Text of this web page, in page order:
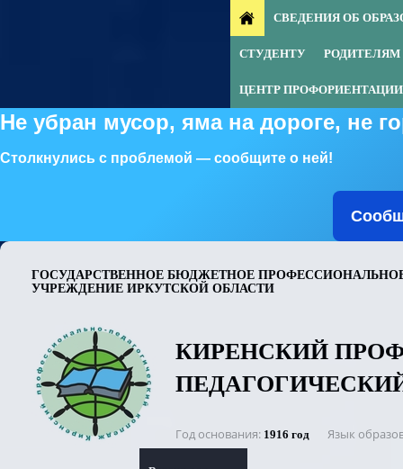
Не убран мусор, яма на дороге, не
Столкнулись с проблемой — сообщите о ней!
СВЕДЕНИЯ ОБ
СТУДЕНТУ РОДИТЕЛЯМ
ЦЕНТР ПРОФОРИЕНТАЦИИ
ГОСУДАРСТВЕННОЕ БЮДЖЕТНОЕ ПРОФЕССИОНАЛЬНОЕ
УЧРЕЖДЕНИЕ ИРКУТСКОЙ ОБЛАСТИ
КИРЕНСКИЙ
Год основания 1916 год Язык